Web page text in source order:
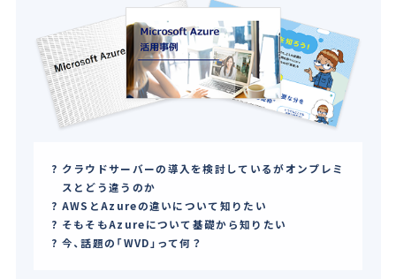
クラウドサーバーの導入を検討しているがオンプレミ
スとどう違うのか
AWSとAzureの違いについて知りたい
そもそもAzureについて基礎から知りたい
今、話題の「WVD」って何？